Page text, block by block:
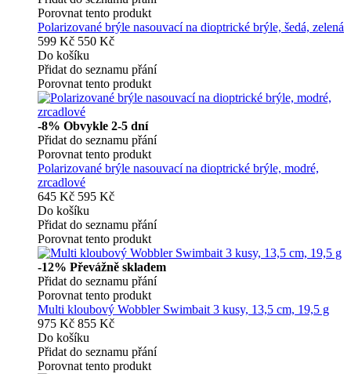
Porovnat tento produkt
Polarizované brýle nasouvací na dioptrické brýle, šedá, zelená
599 Kč 550 Kč
Do košíku
Přidat do seznamu přání
Porovnat tento produkt
-8% Obvykle 2-5 dní
Přidat do seznamu přání
Porovnat tento produkt
Polarizované brýle nasouvací na dioptrické brýle, modré,
zrcadlové
645 Kč 595 Kč
Do košíku
Přidat do seznamu přání
Porovnat tento produkt
-12% Převážně skladem
Přidat do seznamu přání
Porovnat tento produkt
Multi kloubový Wobbler Swimbait 3 kusy, 13,5 cm, 19,5 g
975 Kč 855 Kč
Do košíku
Přidat do seznamu přání
Porovnat tento produkt